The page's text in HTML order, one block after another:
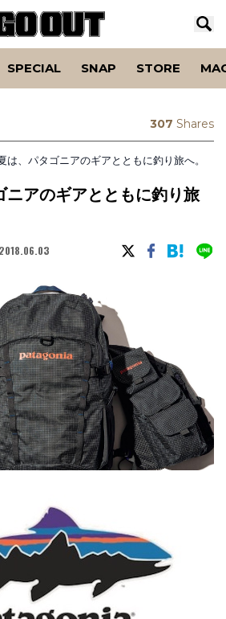
SPECIAL SNAP STORE
は、パタゴニアのギアとともに釣り旅へ。
ニアのギアとともに釣り旅
2018.06.03
307 Shares